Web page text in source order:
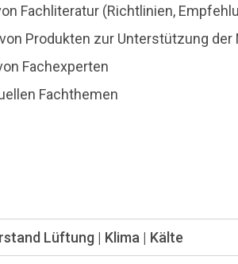
Fachliteratur (Richtlinien,
Produkten zur Unterstützung
Fachexperten
Fachthemen
Lüftung | Klima | Kälte